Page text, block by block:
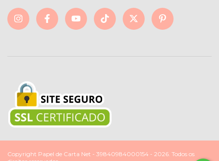
Copyright Papel de Carta Net - 39840984000154 - 2026. Todos os